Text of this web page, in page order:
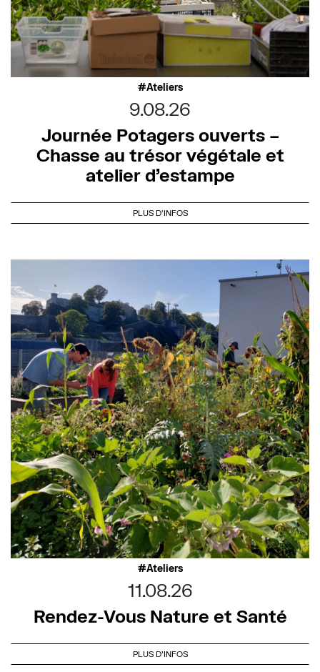
Ateliers
9.08.26
Journée Potagers ouverts –
Chasse au trésor végétale et
atelier d’estampe
PLUS D'INFOS
Ateliers
11.08.26
Rendez-Vous Nature et Santé
PLUS D'INFOS